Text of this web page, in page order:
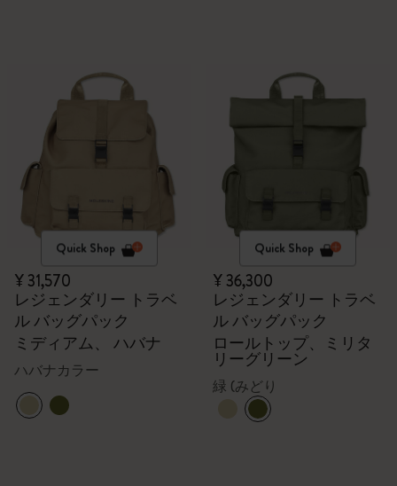
Quick Shop
¥ 31,570
レジェンダリー トラベ
ル バッグパック
ミディアム、 ハバナ
ハバナカラー
Quick Shop
¥ 36,300
レジェンダリー トラベ
ル バッグパック
ロールトップ、ミリタ
リーグリーン
緑 (みどり